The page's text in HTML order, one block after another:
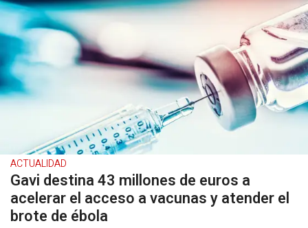
ACTUALIDAD
Gavi destina 43 millones de euros a
acelerar el acceso a vacunas y atender el
brote de ébola